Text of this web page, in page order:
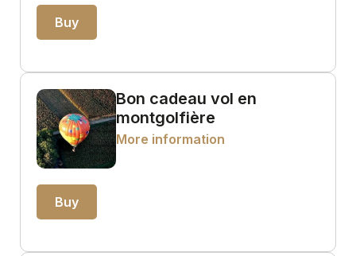
Buy
Bon cadeau vol en
montgolfière
More information
Buy